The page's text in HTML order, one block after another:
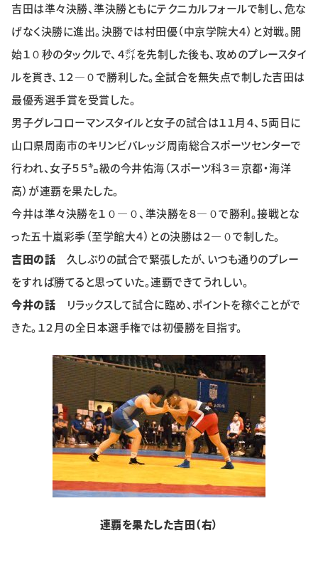
イベント
学生記者募集 お問い合わせ
吉田は準々決勝、準決勝ともにテクニカルフォールで制し、危な
げなく決勝に進出。決勝では村田優（中京学院大４）と対戦。開
始１０秒のタックルで、４㌽を先制した後も、攻めのプレースタイ
ルを貫き、１２―０で勝利した。全試合を無失点で制した吉田は
最優秀選手賞を受賞した。
男子グレコローマンスタイルと女子の試合は１１月４、５両日に
山口県周南市のキリンビバレッジ周南総合スポーツセンターで
行われ、女子５５㌔級の今井佑海（スポーツ科３＝京都・海洋
高）が連覇を果たした。
今井は準々決勝を１０―０、準決勝を８―０で勝利。接戦とな
った五十嵐彩季（至学館大４）との決勝は２―０で制した。
吉田の話 久しぶりの試合で緊張したが、いつも通りのプレー
をすれば勝てると思っていた。連覇できてうれしい。
今井の話 リラックスして試合に臨め、ポイントを稼ぐことがで
きた。１２月の全日本選手権では初優勝を目指す。
連覇を果たした吉田（右）